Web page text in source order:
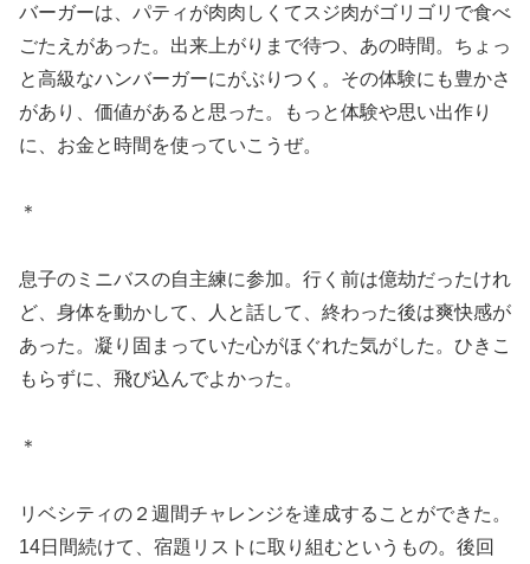
バーガーは、パティが肉肉しくてスジ肉がゴリゴリで食べ
ごたえがあった。出来上がりまで待つ、あの時間。ちょっ
と高級なハンバーガーにがぶりつく。その体験にも豊かさ
があり、価値があると思った。もっと体験や思い出作り
に、お金と時間を使っていこうぜ。
＊
息子のミニバスの自主練に参加。行く前は億劫だったけれ
ど、身体を動かして、人と話して、終わった後は爽快感が
あった。凝り固まっていた心がほぐれた気がした。ひきこ
もらずに、飛び込んでよかった。
＊
リベシティの２週間チャレンジを達成することができた。
14日間続けて、宿題リストに取り組むというもの。後回